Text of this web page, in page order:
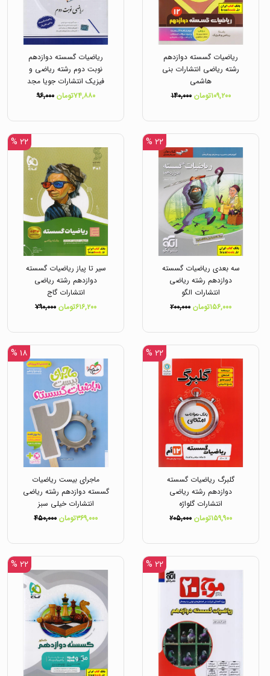
ریاضیات گسسته دوازدهم
رشته ریاضی انتشارات بنی
هاشمی
۱۰۹,۲۰۰تومان
۱۴۰,۰۰۰
ریاضیات گسسته دوازدهم
نوبت دوم رشته ریاضی و
فیزیک انتشارات جویا مجد
۷۴,۸۸۰تومان
۹۶,۰۰۰
۲۲ %
سه بعدی ریاضیات گسسته
دوازدهم رشته ریاضی
انتشارات الگو
۱۵۶,۰۰۰تومان
۲۰۰,۰۰۰
۲۲ %
سیر تا پیاز ریاضیات گسسته
دوازدهم رشته ریاضی
انتشارات گاج
۶۱۶,۲۰۰تومان
۷۹۰,۰۰۰
۲۲ %
گلبرگ ریاضیات گسسته
دوازدهم رشته ریاضی
انتشارات گلواژه
۱۵۹,۹۰۰تومان
۲۰۵,۰۰۰
۱۸ %
ماجرای بیست ریاضیات
گسسته دوازدهم رشته ریاضی
انتشارات خیلی سبز
۳۶۹,۰۰۰تومان
۴۵۰,۰۰۰
۲۲ % ۲۲ %